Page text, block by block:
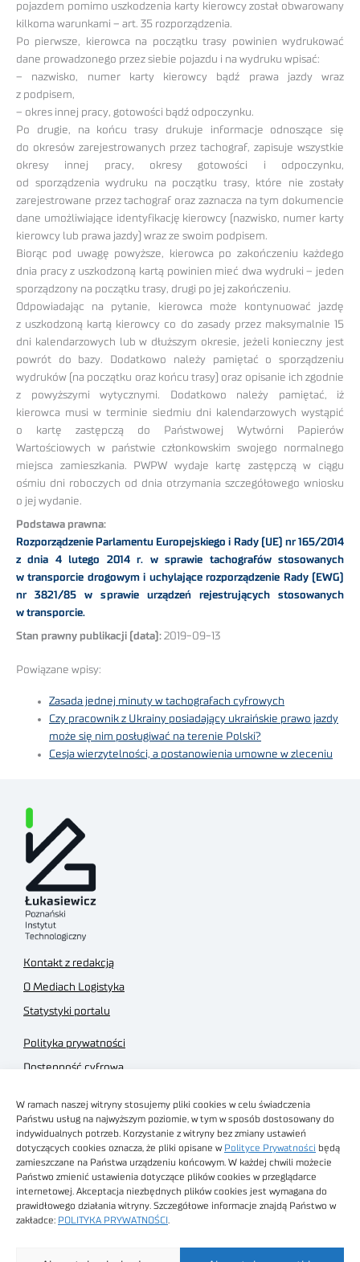
W ramach naszej witryny stosujemy pliki cookies w celu świadczenia
Państwu usług na najwyższym poziomie, w tym w sposób dostosowany do
indywidualnych potrzeb. Korzystanie z witryny bez zmiany ustawień
dotyczących cookies oznacza, że pliki opisane w Polityce Prywatności będą
zamieszczane na Państwa urządzeniu końcowym. W każdej chwili możecie
Państwo zmienić ustawienia dotyczące plików cookies w przeglądarce
internetowej. Akceptacja niezbędnych plików cookies jest wymagana do
prawidłowego działania witryny. Szczegółowe informacje znajdą Państwo w
zakładce: POLITYKA PRYWATNOŚCI
pojazdem pomimo uszkodzenia karty kierowcy został obwarowany
kilkoma warunkami – art. 35 rozporządzenia.
Po pierwsze, kierowca na początku trasy powinien wydrukować
dane prowadzonego przez siebie pojazdu i na wydruku wpisać:
– nazwisko, numer karty kierowcy bądź prawa jazdy wraz
z podpisem,
– okres innej pracy, gotowości bądź odpoczynku.
Po drugie, na końcu trasy drukuje informacje odnoszące się
do okresów zarejestrowanych przez tachograf, zapisuje wszystkie
okresy innej pracy, okresy gotowości i odpoczynku,
od sporządzenia wydruku na początku trasy, które nie zostały
zarejestrowane przez tachograf oraz zaznacza na tym dokumencie
dane umożliwiające identyfikację kierowcy (nazwisko, numer karty
kierowcy lub prawa jazdy) wraz ze swoim podpisem.
Biorąc pod uwagę powyższe, kierowca po zakończeniu każdego
dnia pracy z uszkodzoną kartą powinien mieć dwa wydruki – jeden
sporządzony na początku trasy, drugi po jej zakończeniu.
Odpowiadając na pytanie, kierowca może kontynuować jazdę
z uszkodzoną kartą kierowcy co do zasady przez maksymalnie 15
dni kalendarzowych lub w dłuższym okresie, jeżeli konieczny jest
powrót do bazy. Dodatkowo należy pamiętać o sporządzeniu
wydruków (na początku oraz końcu trasy) oraz opisanie ich zgodnie
z powyższymi wytycznymi. Dodatkowo należy pamiętać, iż
kierowca musi w terminie siedmiu dni kalendarzowych wystąpić
o kartę zastępczą do Państwowej Wytwórni Papierów
Wartościowych w państwie członkowskim swojego normalnego
miejsca zamieszkania. PWPW wydaje kartę zastępczą w ciągu
ośmiu dni roboczych od dnia otrzymania szczegółowego wniosku
o jej wydanie.
Podstawa prawna:
Rozporządzenie Parlamentu Europejskiego i Rady (UE) nr 165/2014
z dnia 4 lutego 2014 r. w sprawie tachografów stosowanych
w transporcie drogowym i uchylające rozporządzenie Rady (EWG)
nr 3821/85 w sprawie urządzeń rejestrujących stosowanych
w transporcie.
Stan prawny publikacji (data): 2019-09-13
Powiązane wpisy:
Zasada jednej minuty w tachografach cyfrowych
Czy pracownik z Ukrainy posiadający ukraińskie prawo jazdy
może się nim posługiwać na terenie Polski?
Cesja wierzytelności, a postanowienia umowne w zleceniu
Kontakt z redakcją
O Mediach Logistyka
Statystyki portalu
Polityka prywatności
Dostępność cyfrowa
Regulamin sklepu
Obrazy stockowe
autorstwa